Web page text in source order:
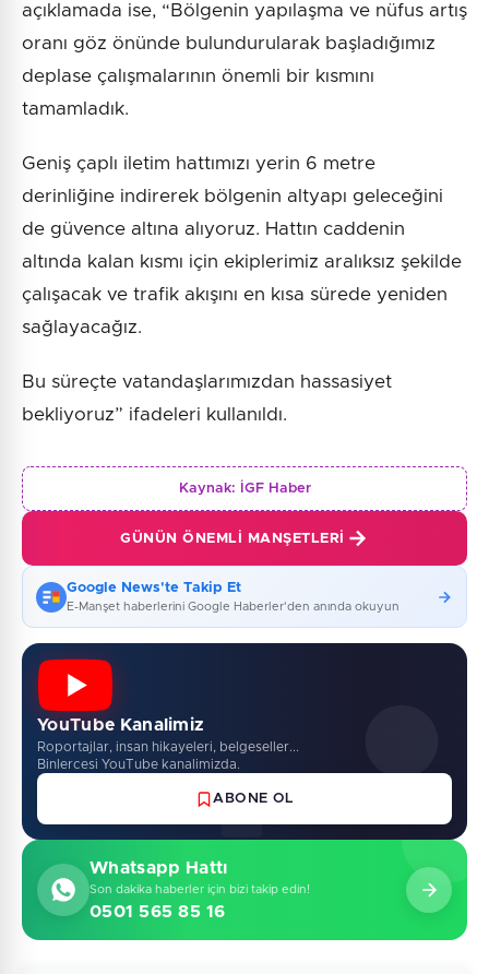
açıklamada ise, “Bölgenin yapılaşma ve nüfus artış
oranı göz önünde bulundurularak başladığımız
deplase çalışmalarının önemli bir kısmını
tamamladık.
Geniş çaplı iletim hattımızı yerin 6 metre
derinliğine indirerek bölgenin altyapı geleceğini
de güvence altına alıyoruz. Hattın caddenin
altında kalan kısmı için ekiplerimiz aralıksız şekilde
çalışacak ve trafik akışını en kısa sürede yeniden
sağlayacağız.
Bu süreçte vatandaşlarımızdan hassasiyet
bekliyoruz” ifadeleri kullanıldı.
Kaynak: İGF Haber
GÜNÜN ÖNEMLI MANŞETLERI
Google News'te Takip Et
E-Manşet haberlerini Google Haberler'den anında okuyun
YouTube Kanalimiz
Roportajlar, insan hikayeleri, belgeseller...
Binlercesi YouTube kanalimizda.
ABONE OL
Whatsapp Hattı
Son dakika haberler için bizi takip edin!
0501 565 85 16